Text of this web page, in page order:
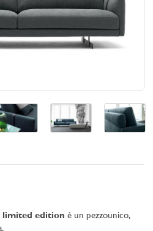
limited edition è un pezzounico,